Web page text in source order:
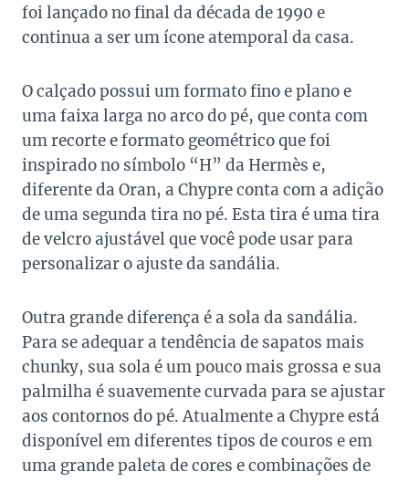
foi lançado no final da década de 1990 e
continua a ser um ícone atemporal da casa.
O calçado possui um formato fino e plano e
uma faixa larga no arco do pé, que conta com
um recorte e formato geométrico que foi
inspirado no símbolo “H” da Hermès e,
diferente da Oran, a Chypre conta com a adição
de uma segunda tira no pé. Esta tira é uma tira
de velcro ajustável que você pode usar para
personalizar o ajuste da sandália.
Outra grande diferença é a sola da sandália.
Para se adequar a tendência de sapatos mais
chunky, sua sola é um pouco mais grossa e sua
palmilha é suavemente curvada para se ajustar
aos contornos do pé. Atualmente a Chypre está
disponível em diferentes tipos de couros e em
uma grande paleta de cores e combinações de